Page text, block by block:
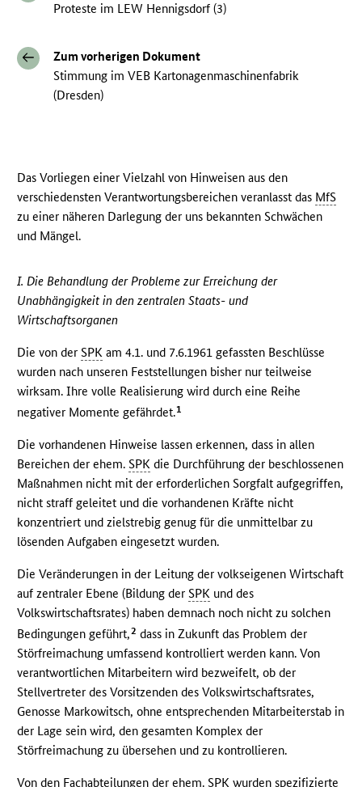
Proteste im LEW Hennigsdorf (3)
Zum vorherigen Dokument
Stimmung im VEB Kartonagenmaschinenfabrik
(Dresden)
Das Vorliegen einer Vielzahl von Hinweisen aus den
verschiedensten Verantwortungsbereichen veranlasst das MfS
zu einer näheren Darlegung der uns bekannten Schwächen
und Mängel.
I. Die Behandlung der Probleme zur Erreichung der
Unabhängigkeit in den zentralen Staats- und
Wirtschaftsorganen
Die von derSPK am 4.1. und 7.6.1961 gefassten Beschlüsse
wurden nach unseren Feststellungen bisher nur teilweise
wirksam. Ihre volle Realisierung wird durch eine Reihe
negativer Momente gefährdet.1
Die vorhandenen Hinweise lassen erkennen, dass in allen
Bereichen der ehem.SPK die Durchführung der beschlossenen
Maßnahmen nicht mit der erforderlichen Sorgfalt aufgegriffen,
nicht straff geleitet und die vorhandenen Kräfte nicht
konzentriert und zielstrebig genug für die unmittelbar zu
lösenden Aufgaben eingesetzt wurden.
Die Veränderungen in der Leitung der volkseigenen Wirtschaft
auf zentraler Ebene (Bildung derSPK und des
Volkswirtschaftsrates) haben demnach noch nicht zu solchen
Bedingungen geführt,2 dass in Zukunft das Problem der
Störfreimachung umfassend kontrolliert werden kann. Von
verantwortlichen Mitarbeitern wird bezweifelt, ob der
Stellvertreter des Vorsitzenden des Volkswirtschaftsrates,
Genosse Markowitsch, ohne entsprechenden Mitarbeiterstab in
der Lage sein wird, den gesamten Komplex der
Störfreimachung zu übersehen und zu kontrollieren.
Von den Fachabteilungen der ehem.SPK wurden spezifizierte